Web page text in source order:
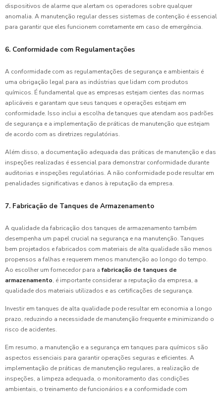
dispositivos de alarme que alertam os operadores sobre qualquer
anomalia. A manutenção regular desses sistemas de contenção é essencial
para garantir que eles funcionem corretamente em caso de emergência.
6. Conformidade com Regulamentações
A conformidade com as regulamentações de segurança e ambientais é
uma obrigação legal para as indústrias que lidam com produtos
químicos. É fundamental que as empresas estejam cientes das normas
aplicáveis e garantam que seus tanques e operações estejam em
conformidade. Isso inclui a escolha de tanques que atendam aos padrões
de segurança e a implementação de práticas de manutenção que estejam
de acordo com as diretrizes regulatórias.
Além disso, a documentação adequada das práticas de manutenção e das
inspeções realizadas é essencial para demonstrar conformidade durante
auditorias e inspeções regulatórias. A não conformidade pode resultar em
penalidades significativas e danos à reputação da empresa.
7. Fabricação de Tanques de Armazenamento
A qualidade da fabricação dos tanques de armazenamento também
desempenha um papel crucial na segurança e na manutenção. Tanques
bem projetados e fabricados com materiais de alta qualidade são menos
propensos a falhas e requerem menos manutenção ao longo do tempo.
Ao escolher um fornecedor para afabricação de tanques de
armazenamento, é importante considerar a reputação da empresa, a
qualidade dos materiais utilizados e as certificações de segurança.
Investir em tanques de alta qualidade pode resultar em economia a longo
prazo, reduzindo a necessidade de manutenção frequente e minimizando o
risco de acidentes.
Em resumo, a manutenção e a segurança em tanques para químicos são
aspectos essenciais para garantir operações seguras e eficientes. A
implementação de práticas de manutenção regulares, a realização de
inspeções, a limpeza adequada, o monitoramento das condições
ambientais, o treinamento de funcionários e a conformidade com